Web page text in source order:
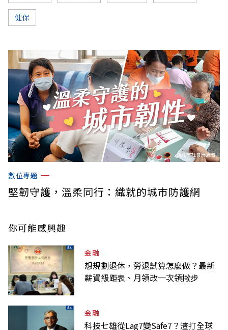
健保
數位專題
堅韌守護，溫柔同行：織就的城市防護網
你可能感興趣
金融
想規劃退休，勞退試算怎麼做？最新
薪資級距表、月領改一次領撇步
金融
科技七雄從Lag7變Safe7？渣打全球